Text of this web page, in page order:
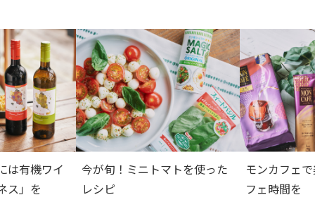
は有機ワイ
ス」を
今が旬！ミニトマトを使った
レシピ
モンカフェ
フェ時間を